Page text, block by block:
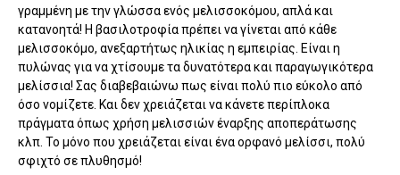
γραμμένη με την γλώσσα ενός μελισσοκόμου, απλά και
κατανοητά! Η βασιλοτροφία πρέπει να γίνεται από κάθε
μελισσοκόμο, ανεξαρτήτως ηλικίας η εμπειρίας. Είναι η
πυλώνας για να χτίσουμε τα δυνατότερα και παραγωγικότερα
μελίσσια! Σας διαβεβαιώνω πως είναι πολύ πιο εύκολο από
όσο νομίζετε. Και δεν χρειάζεται να κάνετε περίπλοκα
πράγματα όπως χρήση μελισσιών έναρξης αποπεράτωσης
κλπ. Το μόνο που χρειάζεται είναι ένα ορφανό μελίσσι, πολύ
σφιχτό σε πλυθησμό!